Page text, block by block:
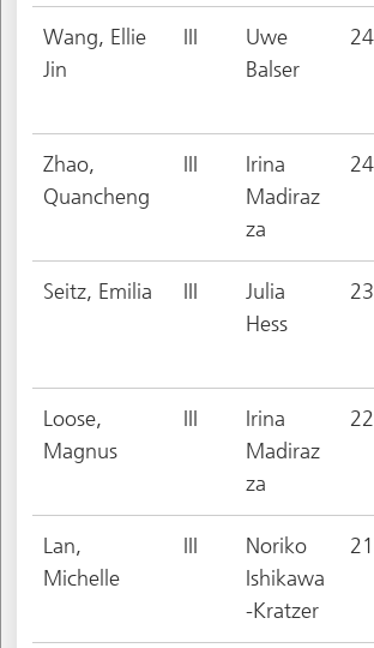
Wang, Ellie
Jin
III
Uwe
Balser
24
Zhao,
Quancheng
III
Irina
Madiraz
za
24
Seitz, Emilia III
Julia
Hess
23
Loose,
Magnus
III
Irina
Madiraz
za
22
Lan,
Michelle
III
Noriko
Ishikawa
-Kratzer
21